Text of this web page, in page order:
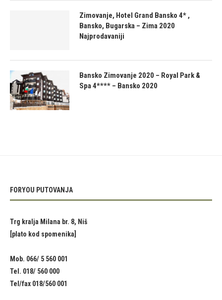
Zimovanje, Hotel Grand Bansko 4* ,
Bansko, Bugarska – Zima 2020
Najprodavaniji
Bansko Zimovanje 2020 – Royal Park &
Spa 4**** – Bansko 2020
FORYOU PUTOVANJA
Trg kralja Milana br. 8, Niš
[plato kod spomenika]
Mob. 066/ 5 560 001
Tel. 018/ 560 000
Tel/fax 018/560 001